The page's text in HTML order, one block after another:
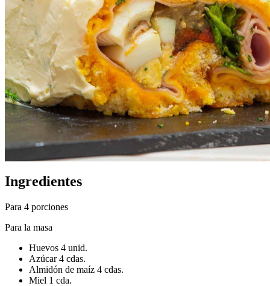
Ingredientes
Para 4 porciones
Para la masa
Huevos 4 unid.
Azúcar 4 cdas.
Almidón de maíz 4 cdas.
Miel 1 cda.